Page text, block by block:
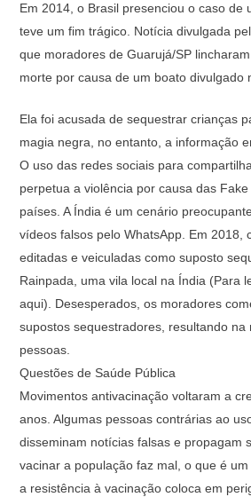
Em 2014, o Brasil presenciou o caso de
teve um fim trágico. Notícia divulgada
que moradores de Guarujá/SP
morte por causa de um boato divulgado
Ela foi acusada de sequestrar crianças
magia negra, no entanto, a informação
O uso das redes sociais para
perpetua a violência por causa das
países. A Índia é um cenário
vídeos falsos pelo WhatsApp. Em 2018,
editadas e veiculadas como suposto
Rainpada, uma vila local na Índia (Para
aqui). Desesperados, os moradores
supostos sequestradores, resultando na
pessoas.
Questões de Saúde Pública
Movimentos antivacinação voltaram a
anos. Algumas pessoas contrárias ao
disseminam notícias falsas e propagam
vacinar a população faz mal, o que é
a resistência à vacinação coloca em